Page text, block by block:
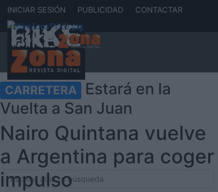
INICIAR SESIÓN PUBLICIDAD CONTACTAR
CARRETERA
Estará en la
Vuelta a San Juan
Nairo Quintana vuelve
a Argentina para coger
impulso